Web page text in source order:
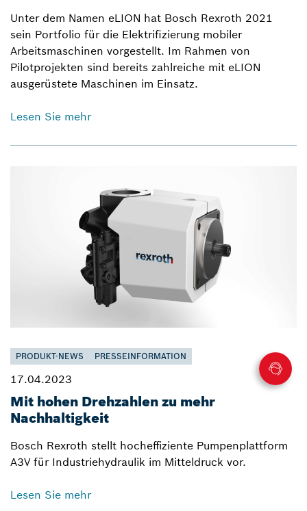
Unter dem Namen eLION hat Bosch Rexroth 2021
sein Portfolio für die Elektrifizierung mobiler
Arbeitsmaschinen vorgestellt. Im Rahmen von
Pilotprojekten sind bereits zahlreiche mit eLION
ausgerüstete Maschinen im Einsatz.
Lesen Sie mehr
PRODUKT-NEWS PRESSEINFORMATION
17.04.2023
Mit hohen Drehzahlen zu mehr
Nachhaltigkeit
Bosch Rexroth stellt hocheffiziente Pumpenplattform
A3V für Industriehydraulik im Mitteldruck vor.
Lesen Sie mehr